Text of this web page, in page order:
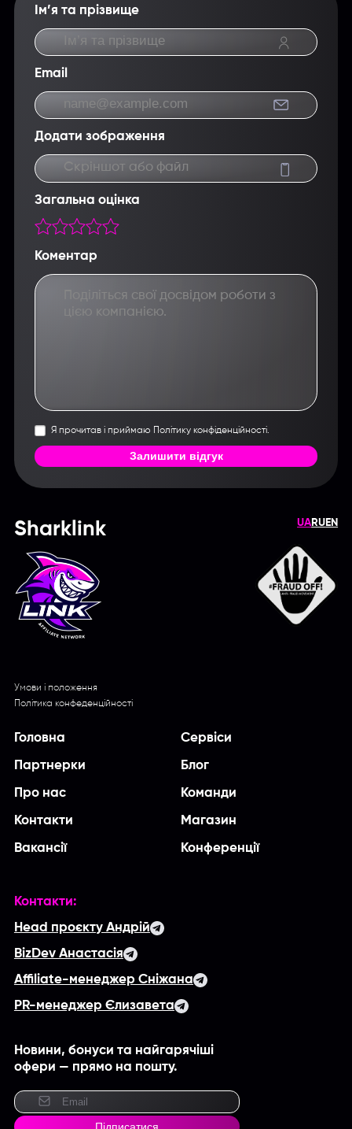
Ім’я та прізвище
Email
Додати зображення
Скріншот або файл
Загальна оцінка
Коментар
Я прочитав і приймаю Політику конфіденційності.
Залишити відгук
Sharklink UARUEN
Умови і положення
Політика конфеденційності
Головна Сервіси
Партнерки Блог
Про нас Команди
Контакти Магазин
Вакансії Конференції
Контакти:
Head проєкту Андрій
BizDev Анастасія
Affiliate-менеджер Сніжана
PR-менеджер Єлизавета
Новини, бонуси та найгарячіші
офери — прямо на пошту.